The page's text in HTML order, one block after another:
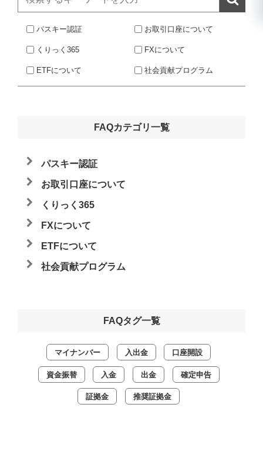
パスキー認証 お取引口座について
くりっく365 FXについて
ETFについて 社会貢献プログラム
FAQカテゴリ一覧
パスキー認証
お取引口座について
くりっく365
FXについて
ETFについて
社会貢献プログラム
FAQタグ一覧
マイナンバー 入出金 口座開設
資金振替 入金 出金 確定申告
証拠金 推奨証拠金